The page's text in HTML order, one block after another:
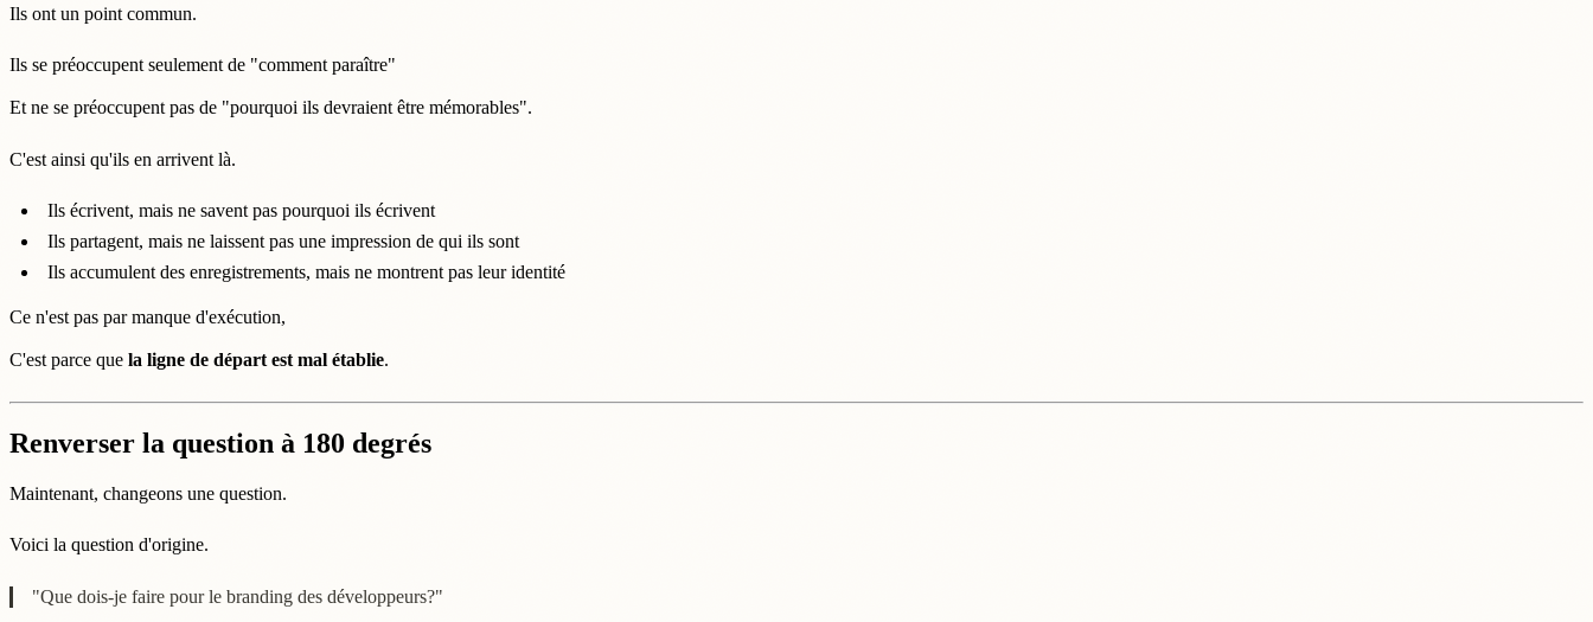
Ils ont un point commun.
Ils se préoccupent seulement de "comment paraître"
Et ne se préoccupent pas de "pourquoi ils devraient être mémorables".
C'est ainsi qu'ils en arrivent là.
Ils écrivent, mais ne savent pas pourquoi ils écrivent
Ils partagent, mais ne laissent pas une impression de qui ils sont
Ils accumulent des enregistrements, mais ne montrent pas leur identité
Ce n'est pas par manque d'exécution,
C'est parce que la ligne de départ est mal établie.
Renverser la question à 180 degrés
Maintenant, changeons une question.
Voici la question d'origine.
"Que dois-je faire pour le branding des développeurs?"